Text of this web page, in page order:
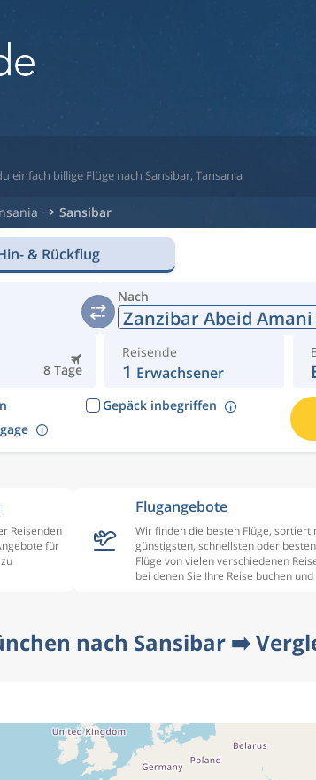
billige Flüge nach Sansibar, Tansania
Sansibar
& Rückflug
Nach
Zanzibar Abeid
8 Tage
Reisende
1 Erwachsener
Gepäck inbegriffen
Reisenden
für
Flugangebote
Wir finden die besten Flüge, sortiert
günstigsten, schnellsten oder
Flüge von vielen verschiedenen
bei denen Sie Ihre Reise buchen
nach Sansibar ➡️